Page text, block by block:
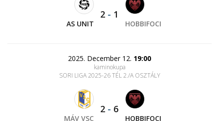
AS UNIT
2 - 1
HOBBIFOCI
2025. December 12. 19:00
kaminokupa
SORI LIGA 2025-26 TÉL 2./A OSZTÁLY
MÁV VSC
2 - 6
HOBBIFOCI